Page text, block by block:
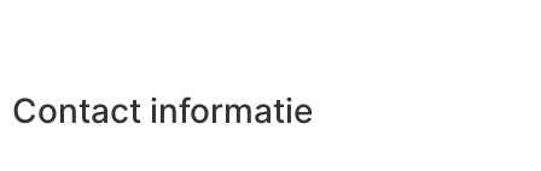
Contact informatie